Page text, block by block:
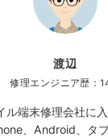
渡辺
修理エンジニア歴：
ル端末修理会社に
、Android、タ